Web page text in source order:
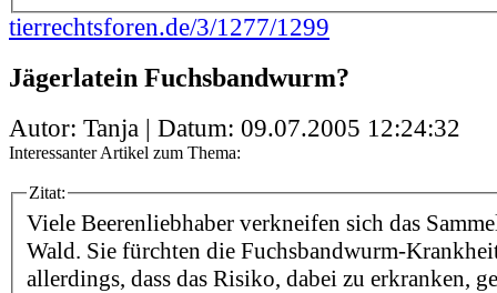
tierrechtsforen.de/3/1277/1299
Jägerlatein Fuchsbandwurm?
Autor: Tanja | Datum: 09.07.2005 12:24:32
Interessanter Artikel zum Thema:
Zitat:
Viele Beerenliebhaber verkneifen sich das
Wald. Sie fürchten die Fuchsbandwurm-
allerdings, dass das Risiko, dabei zu erkranken,